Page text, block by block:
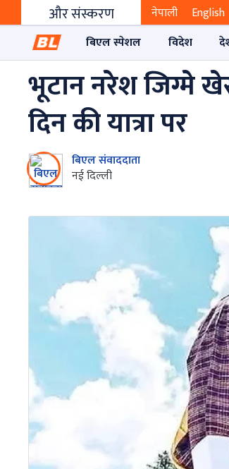
और संस्करण नेपाली English
बिएल स्पेशल
विदेश
भूटान नरेश जिग्मे
दिन की यात्रा पर
बिएल संवाददाता
नई दिल्ली